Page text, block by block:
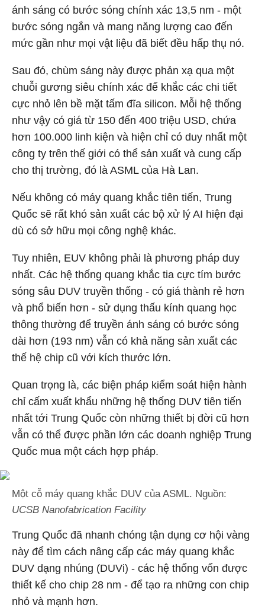
ánh sáng có bước sóng chính xác 13,5 nm - một
bước sóng ngắn và mang năng lượng cao đến
mức gần như mọi vật liệu đã biết đều hấp thụ nó.
Sau đó, chùm sáng này được phản xạ qua một
chuỗi gương siêu chính xác để khắc các chi tiết
cực nhỏ lên bề mặt tấm đĩa silicon. Mỗi hệ thống
như vậy có giá từ 150 đến 400 triệu USD, chứa
hơn 100.000 linh kiện và hiện chỉ có duy nhất một
công ty trên thế giới có thể sản xuất và cung cấp
cho thị trường, đó là ASML của Hà Lan.
Nếu không có máy quang khắc tiên tiến, Trung
Quốc sẽ rất khó sản xuất các bộ xử lý AI hiện đại
dù có sở hữu mọi công nghệ khác.
Tuy nhiên, EUV không phải là phương pháp duy
nhất. Các hệ thống quang khắc tia cực tím bước
sóng sâu DUV truyền thống - có giá thành rẻ hơn
và phổ biến hơn - sử dụng thấu kính quang học
thông thường để truyền ánh sáng có bước sóng
dài hơn (193 nm) vẫn có khả năng sản xuất các
thế hệ chip cũ với kích thước lớn.
Quan trọng là, các biện pháp kiểm soát hiện hành
chỉ cấm xuất khẩu những hệ thống DUV tiên tiến
nhất tới Trung Quốc còn những thiết bị đời cũ hơn
vẫn có thể được phần lớn các doanh nghiệp Trung
Quốc mua một cách hợp pháp.
Một cỗ máy quang khắc DUV của ASML. Nguồn:
UCSB Nanofabrication Facility
Trung Quốc đã nhanh chóng tận dụng cơ hội vàng
này để tìm cách nâng cấp các máy quang khắc
DUV dạng nhúng (DUVi) - các hệ thống vốn được
thiết kế cho chip 28 nm - để tạo ra những con chip
nhỏ và mạnh hơn.